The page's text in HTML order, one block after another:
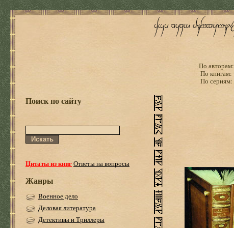
По авторам:
По книгам:
По сериям:
Поиск по сайту
Цитаты из книгОтветы на вопросы
Жанры
Военное дело
Деловая литература
Детективы и Триллеры